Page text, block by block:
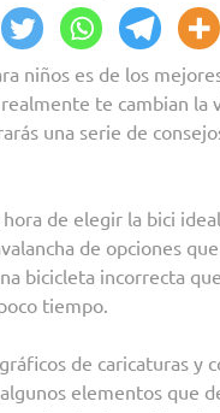
niños es de los
te cambian la
una serie de
hora de elegir la bici
de opciones
bicicleta incorrecta
tiempo.
de caricaturas y
elementos que